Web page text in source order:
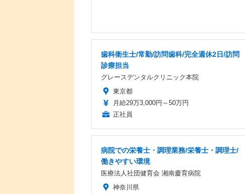
歯科衛生士/常勤/訪問歯科/完全週休2日/訪問
診療担当
グレースデンタルクリニック本院
東京都
月給29万3,000円～50万円
正社員
病院での栄養士・調理業務/栄養士・調理士/
働きやすい環境
医療法人社団健育会 湘南慶育病院
神奈川県